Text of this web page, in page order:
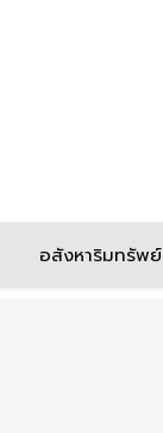
อสังหาริมทรัพย์